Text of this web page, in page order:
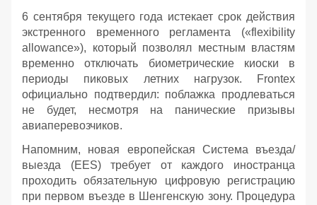
6 сентября текущего года истекает срок действия
экстренного временного регламента («flexibility
allowance»), который позволял местным властям
временно отключать биометрические киоски в
периоды пиковых летних нагрузок. Frontex
официально подтвердил: поблажка продлеваться
не будет, несмотря на панические призывы
авиаперевозчиков.
Напомним, новая европейская Система въезда/
выезда (EES) требует от каждого иностранца
проходить обязательную цифровую регистрацию
при первом въезде в Шенгенскую зону. Процедура